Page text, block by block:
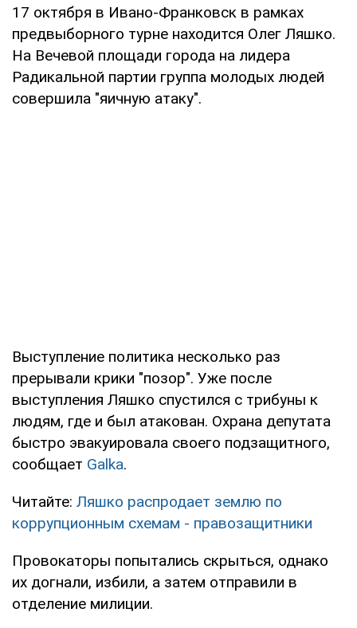
17 октября в Ивано-Франковск в рамках
предвыборного турне находится Олег Ляшко.
На Вечевой площади города на лидера
Радикальной партии группа молодых людей
совершила "яичную атаку".
Выступление политика несколько раз
прерывали крики "позор". Уже после
выступления Ляшко спустился с трибуны к
людям, где и был атакован. Охрана депутата
быстро эвакуировала своего подзащитного,
сообщает Galka.
Читайте: Ляшко распродает землю по
коррупционным схемам - правозащитники
Провокаторы попытались скрыться, однако
их догнали, избили, а затем отправили в
отделение милиции.